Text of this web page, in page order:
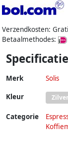
Verzendkosten:
Betaalmethodes:
Merk Solis
Kleur Zilver
Categorie